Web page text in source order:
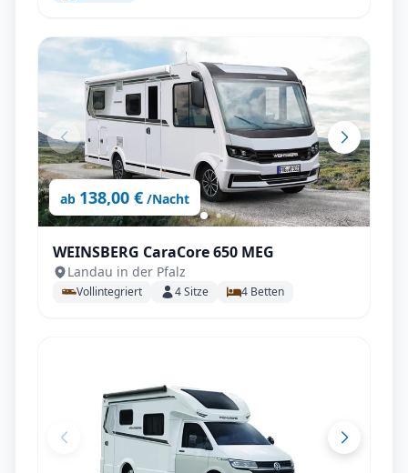
ab 138,00 € /Nacht
WEINSBERG CaraCore 650 MEG
Landau in der Pfalz
Vollintegriert 4Sitze 4 Betten